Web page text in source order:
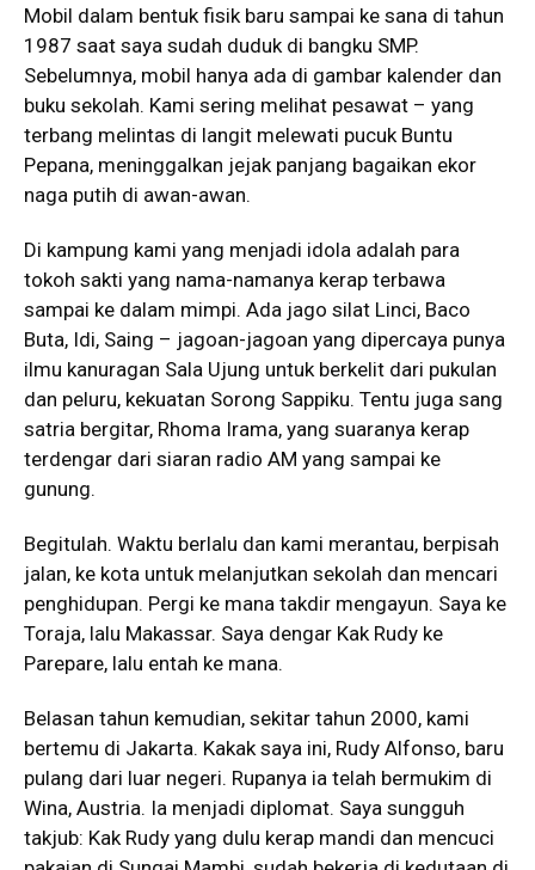
Mobil dalam bentuk fisik baru sampai ke sana di tahun
1987 saat saya sudah duduk di bangku SMP.
Sebelumnya, mobil hanya ada di gambar kalender dan
buku sekolah. Kami sering melihat pesawat – yang
terbang melintas di langit melewati pucuk Buntu
Pepana, meninggalkan jejak panjang bagaikan ekor
naga putih di awan-awan.
Di kampung kami yang menjadi idola adalah para
tokoh sakti yang nama-namanya kerap terbawa
sampai ke dalam mimpi. Ada jago silat Linci, Baco
Buta, Idi, Saing – jagoan-jagoan yang dipercaya punya
ilmu kanuragan Sala Ujung untuk berkelit dari pukulan
dan peluru, kekuatan Sorong Sappiku. Tentu juga sang
satria bergitar, Rhoma Irama, yang suaranya kerap
terdengar dari siaran radio AM yang sampai ke
gunung.
Begitulah. Waktu berlalu dan kami merantau, berpisah
jalan, ke kota untuk melanjutkan sekolah dan mencari
penghidupan. Pergi ke mana takdir mengayun. Saya ke
Toraja, lalu Makassar. Saya dengar Kak Rudy ke
Parepare, lalu entah ke mana.
Belasan tahun kemudian, sekitar tahun 2000, kami
bertemu di Jakarta. Kakak saya ini, Rudy Alfonso, baru
pulang dari luar negeri. Rupanya ia telah bermukim di
Wina, Austria. Ia menjadi diplomat. Saya sungguh
takjub: Kak Rudy yang dulu kerap mandi dan mencuci